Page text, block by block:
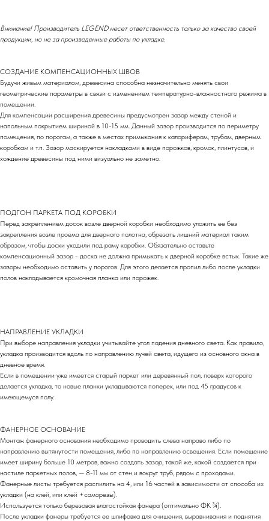
Внимание! Производитель LEGEND несет ответственность только за качество своей
продукции, но не за произведенные работы по укладке.
СОЗДАНИЕ КОМПЕНСАЦИОННЫХ ШВОВ
Будучи живым материалом, древесина способна незначительно менять свои
геометрические параметры в связи с изменением температурно-влажностного режима в
помещении.
Для компенсации расширения древесины предусмотрен зазор между стеной и
напольным покрытием шириной в 10-15 мм. Данный зазор производится по периметру
помещения, по порогам, а также в местах примыкания к калориферам, трубам, дверным
коробкам и т.п. Зазор маскируется накладками в виде порожков, кромок, плинтусов, и
хождение древесины под ними визуально не заметно.
ПОДГОН ПАРКЕТА ПОД КОРОБКИ
Перед закреплением досок возле дверной коробки необходимо уложить ее без
закрепления возле проема для дверного полотна, обрезать лишний материал таким
образом, чтобы доски уходили под раму коробки. Обязательно оставьте
компенсационный зазор - доска не должна примыкать к дверной коробке встык. Такие же
зазоры необходимо оставить у порогов. Для этого делается пропил либо после укладки
полов накладывается кромочная планка или порожек.
НАПРАВЛЕНИЕ УКЛАДКИ
При выборе направления укладки учитывайте угол падения дневного света. Как правило,
укладка производится вдоль по направлению лучей света, идущего из основного окна в
дневное время.
Если в помещении уже имеется старый паркет или деревянный пол, поверх которого
делается укладка, то новые планки укладываются поперек, или под 45 градусов к
имеющемуся полу.
ФАНЕРНОЕ ОСНОВАНИЕ
Монтаж фанерного основания необходимо проводить слева направо либо по
направлению вытянутости помещения, либо по направлению освещения. Если помещение
имеет ширину больше 10 метров, важно создать зазор, такой же, какой создается при
настиле паркетных полов, — 8-11 мм от стен и вокруг труб, рядом с проходами.
Фанерные листы требуется распилить на 4, или 16 частей в зависимости от способа их
укладки (на клей, или клей +саморезы).
Используется только березовая влагостойкая фанера (оптимально ФК ¾).
После укладки фанеры требуется ее шлифовка для очишения, выравнивания и поднятия